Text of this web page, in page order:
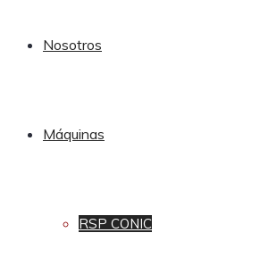
Nosotros
Máquinas
RSP CONIC